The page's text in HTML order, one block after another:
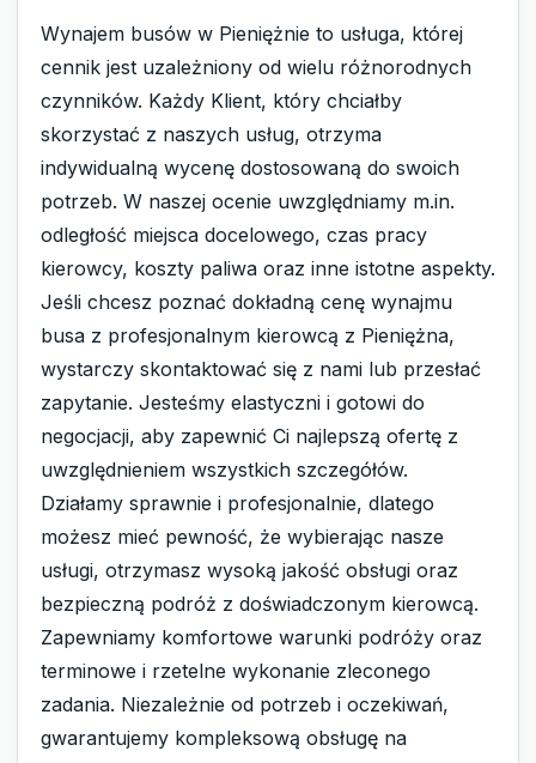
Wynajem busów w Pieniężnie to usługa, której
cennik jest uzależniony od wielu różnorodnych
czynników. Każdy Klient, który chciałby
skorzystać z naszych usług, otrzyma
indywidualną wycenę dostosowaną do swoich
potrzeb. W naszej ocenie uwzględniamy m.in.
odległość miejsca docelowego, czas pracy
kierowcy, koszty paliwa oraz inne istotne aspekty.
Jeśli chcesz poznać dokładną cenę wynajmu
busa z profesjonalnym kierowcą z Pieniężna,
wystarczy skontaktować się z nami lub przesłać
zapytanie. Jesteśmy elastyczni i gotowi do
negocjacji, aby zapewnić Ci najlepszą ofertę z
uwzględnieniem wszystkich szczegółów.
Działamy sprawnie i profesjonalnie, dlatego
możesz mieć pewność, że wybierając nasze
usługi, otrzymasz wysoką jakość obsługi oraz
bezpieczną podróż z doświadczonym kierowcą.
Zapewniamy komfortowe warunki podróży oraz
terminowe i rzetelne wykonanie zleconego
zadania. Niezależnie od potrzeb i oczekiwań,
gwarantujemy kompleksową obsługę na